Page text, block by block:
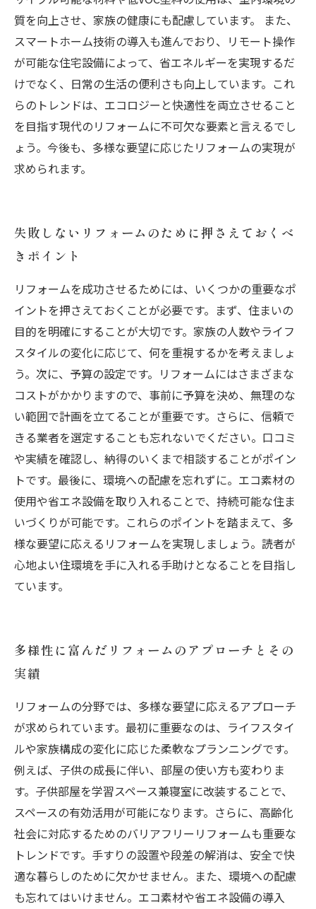
質を向上させ、家族の健康にも配慮しています。 また、
スマートホーム技術の導入も進んでおり、リモート操作
が可能な住宅設備によって、省エネルギーを実現するだ
けでなく、日常の生活の便利さも向上しています。これ
らのトレンドは、エコロジーと快適性を両立させること
を目指す現代のリフォームに不可欠な要素と言えるでし
ょう。今後も、多様な要望に応じたリフォームの実現が
求められます。
失敗しないリフォームのために押さえておくべ
きポイント
リフォームを成功させるためには、いくつかの重要なポ
イントを押さえておくことが必要です。まず、住まいの
目的を明確にすることが大切です。家族の人数やライフ
スタイルの変化に応じて、何を重視するかを考えましょ
う。次に、予算の設定です。リフォームにはさまざまな
コストがかかりますので、事前に予算を決め、無理のな
い範囲で計画を立てることが重要です。さらに、信頼で
きる業者を選定することも忘れないでください。口コミ
や実績を確認し、納得のいくまで相談することがポイン
トです。最後に、環境への配慮を忘れずに。エコ素材の
使用や省エネ設備を取り入れることで、持続可能な住ま
いづくりが可能です。これらのポイントを踏まえて、多
様な要望に応えるリフォームを実現しましょう。読者が
心地よい住環境を手に入れる手助けとなることを目指し
ています。
多様性に富んだリフォームのアプローチとその
実績
リフォームの分野では、多様な要望に応えるアプローチ
が求められています。最初に重要なのは、ライフスタイ
ルや家族構成の変化に応じた柔軟なプランニングです。
例えば、子供の成長に伴い、部屋の使い方も変わりま
す。子供部屋を学習スペース兼寝室に改装することで、
スペースの有効活用が可能になります。さらに、高齢化
社会に対応するためのバリアフリーリフォームも重要な
トレンドです。手すりの設置や段差の解消は、安全で快
適な暮らしのために欠かせません。また、環境への配慮
も忘れてはいけません。エコ素材や省エネ設備の導入